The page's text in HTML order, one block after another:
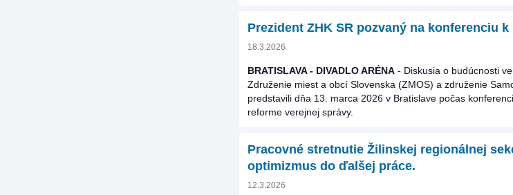
Prezident ZHK SR pozvaný na konferenciu
18.3.2026
BRATISLAVA - DIVADLO ARÉNA - Diskusia o budúcnosti
Združenie miest a obcí Slovenska (ZMOS) a združenie
predstavili dňa 13. marca 2026 v Bratislave počas
reforme verejnej správy.
Pracovné stretnutie Žilinskej regionálnej
optimizmus do ďalšej práce.
12.3.2026